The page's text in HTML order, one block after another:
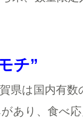
チ”
県は国内有
あり、食べ